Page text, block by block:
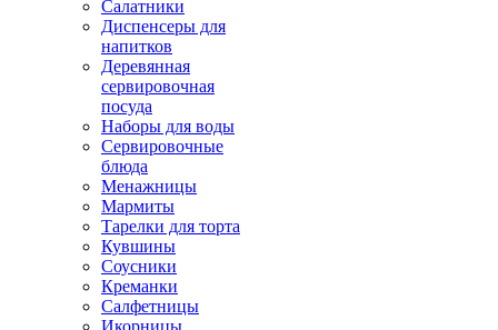
Салатники
Диспенсеры для
напитков
Деревянная
сервировочная
посуда
Наборы для воды
Сервировочные
блюда
Менажницы
Мармиты
Тарелки для торта
Кувшины
Соусники
Креманки
Салфетницы
Икорницы